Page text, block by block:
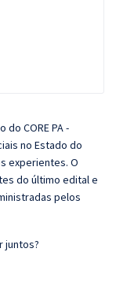
CORE PA -
no Estado do
experientes. O
do último edital e
pelos
juntos?